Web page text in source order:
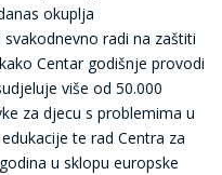
okuplja
radi na zaštiti
Centar godišnje provodi
više od 50.000
za djecu s problemima u
te rad Centra za
u sklopu europske